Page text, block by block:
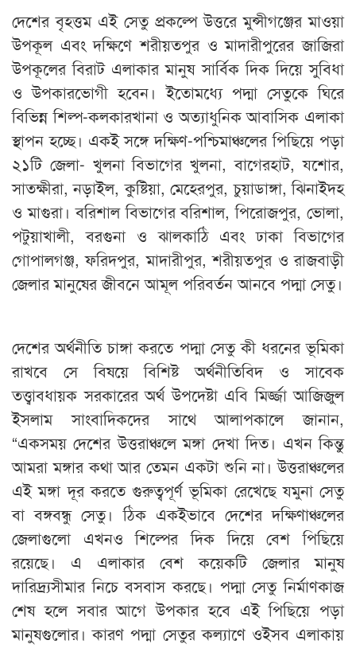
দেশের বৃহত্তম এই সেতু প্রকল্পে উত্তরে মুন্সীগঞ্জের মাওয়া
উপকূল এবং দক্ষিণে শরীয়তপুর ও মাদারীপুরের জাজিরা
উপকূলের বিরাট এলাকার মানুষ সার্বিক দিক দিয়ে সুবিধা
ও উপকারভোগী হবেন। ইতোমধ্যে পদ্মা সেতুকে ঘিরে
বিভিন্ন শিল্প-কলকারখানা ও অত্যাধুনিক আবাসিক এলাকা
স্থাপন হচ্ছে। একই সঙ্গে দক্ষিণ-পশ্চিমাঞ্চলের পিছিয়ে পড়া
২১টি জেলা- খুলনা বিভাগের খুলনা, বাগেরহাট, যশোর,
সাতক্ষীরা, নড়াইল, কুষ্টিয়া, মেহেরপুর, চুয়াডাঙ্গা, ঝিনাইদহ
ও মাগুরা। বরিশাল বিভাগের বরিশাল, পিরোজপুর, ভোলা,
পটুয়াখালী, বরগুনা ও ঝালকাঠি এবং ঢাকা বিভাগের
গোপালগঞ্জ, ফরিদপুর, মাদারীপুর, শরীয়তপুর ও রাজবাড়ী
জেলার মানুষের জীবনে আমূল পরিবর্তন আনবে পদ্মা সেতু।
দেশের অর্থনীতি চাঙ্গা করতে পদ্মা সেতু কী ধরনের ভূমিকা
রাখবে সে বিষয়ে বিশিষ্ট অর্থনীতিবিদ ও সাবেক
তত্ত্বাবধায়ক সরকারের অর্থ উপদেষ্টা এবি মির্জ্জা আজিজুল
ইসলাম সাংবাদিকদের সাথে আলাপকালে জানান,
“একসময় দেশের উত্তরাঞ্চলে মঙ্গা দেখা দিত। এখন কিন্তু
আমরা মঙ্গার কথা আর তেমন একটা শুনি না। উত্তরাঞ্চলের
এই মঙ্গা দূর করতে গুরুত্বপূর্ণ ভূমিকা রেখেছে যমুনা সেতু
বা বঙ্গবন্ধু সেতু। ঠিক একইভাবে দেশের দক্ষিণাঞ্চলের
জেলাগুলো এখনও শিল্পের দিক দিয়ে বেশ পিছিয়ে
রয়েছে। এ এলাকার বেশ কয়েকটি জেলার মানুষ
দারিদ্র্যসীমার নিচে বসবাস করছে। পদ্মা সেতু নির্মাণকাজ
শেষ হলে সবার আগে উপকার হবে এই পিছিয়ে পড়া
মানুষগুলোর। কারণ পদ্মা সেতুর কল্যাণে ওইসব এলাকায়